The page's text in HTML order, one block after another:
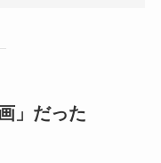
」だった